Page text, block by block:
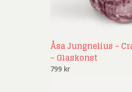
Åsa Jungnelius –
– Glaskonst
799 kr